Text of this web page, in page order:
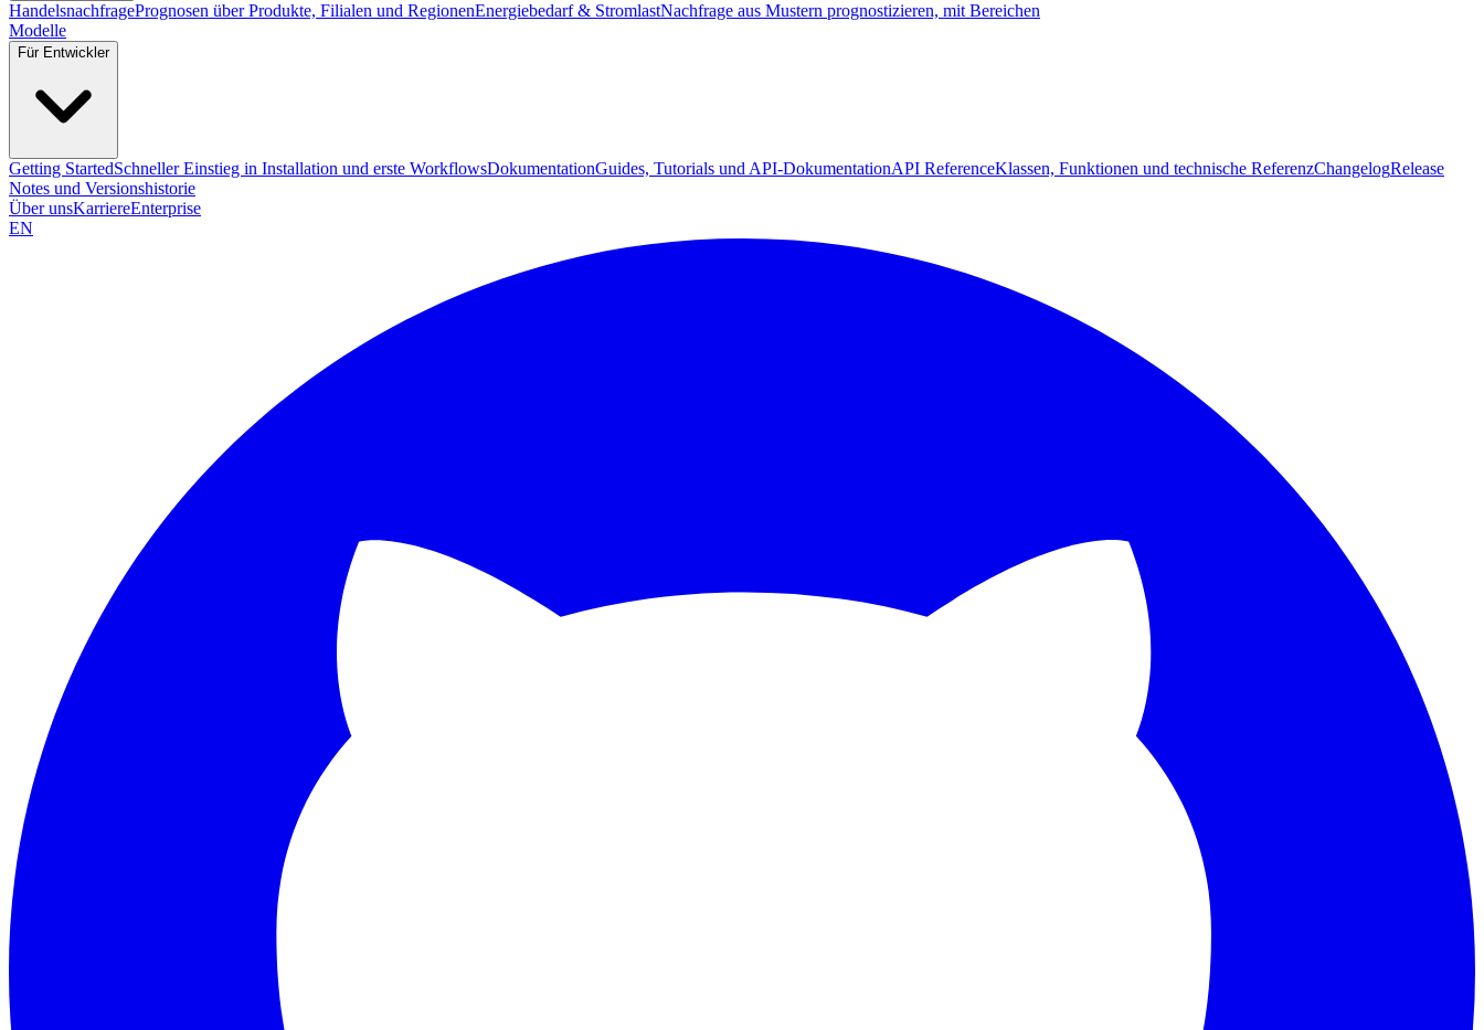
HandelsnachfragePrognosen über Produkte, Filialen und RegionenEnergiebedarf & StromlastNachfrage aus Mustern prognostizieren, mit Bereichen
Modelle
Für Entwickler
Getting StartedSchneller Einstieg in Installation und erste WorkflowsDokumentationGuides, Tutorials und API-DokumentationAPI ReferenceKlassen, Funktionen und technische ReferenzChangelogRelease
Notes und Versionshistorie
Über unsKarriereEnterprise
EN